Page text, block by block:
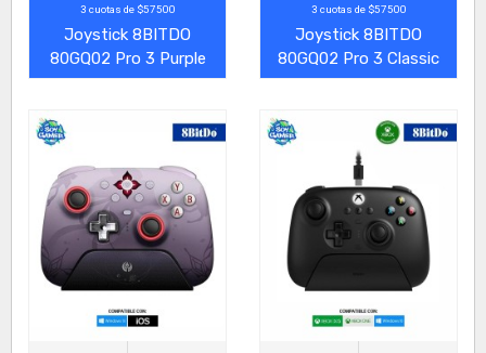
3 cuotas de $57500
Joystick 8BITDO
80GQ02 Pro 3 Purple
3 cuotas de $57500
Joystick 8BITDO
80GQ02 Pro 3 Classic